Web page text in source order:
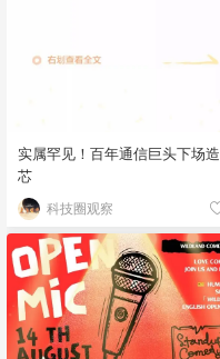
实属罕见！百年通信巨头下场造
芯
科技圈观察